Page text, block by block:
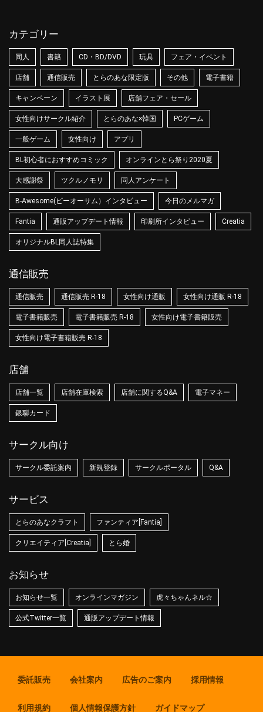
カテゴリー
同人 書籍 CD・BD/DVD 玩具 フェア・イベント
店舗 通信販売 とらのあな限定版 その他 電子書籍
キャンペーン イラスト展 店舗フェア・セール
女性向けサークル紹介 とらのあな×韓国 PCゲーム
一般ゲーム 女性向け アプリ
BL初心者におすすめコミック オンラインとら祭り2020夏
大感謝祭 ツクルノモリ 同人アンケート
B-Awesome(ビーオーサム）インタビュー 今日のメルマガ
Fantia 通販アップデート情報 印刷所インタビュー Creatia
オリジナルBL同人誌特集
通信販売
通信販売 通信販売 R-18 女性向け通販 女性向け通販 R-18
電子書籍販売 電子書籍販売 R-18 女性向け電子書籍販売
女性向け電子書籍販売 R-18
店舗
店舗一覧 店舗在庫検索 店舗に関するQ&A 電子マネー
銀聯カード
サークル向け
サークル委託案内 新規登録 サークルポータル Q&A
サービス
とらのあなクラフト ファンティア[Fantia]
クリエイティア[Creatia] とら婚
お知らせ
お知らせ一覧 オンラインマガジン 虎々ちゃんネル☆
公式Twitter一覧 通販アップデート情報
委託販売 会社案内 広告のご案内 採用情報
利用規約 個人情報保護方針 ガイドマップ